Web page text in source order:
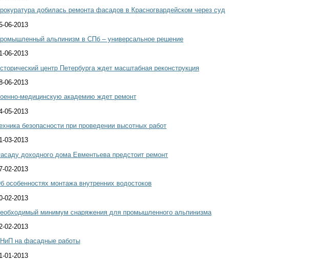
добилась ремонта фасадов в Красногвардейском через суд
06-2013
альпинизм в СПб – универсальное решение
06-2013
центр Петербурга ждет масштабная реконструкция
06-2013
медицинскую академию ждет ремонт
05-2013
безопасности при проведении высотных работ
03-2013
доходного дома Евментьева предстоит ремонт
02-2013
особенностях монтажа внутренних водостоков
02-2013
минимум снаряжения для промышленного альпинизма
02-2013
на фасадные работы
01-2013